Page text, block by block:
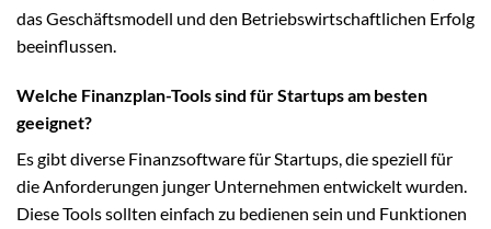
das Geschäftsmodell und den Betriebswirtschaftlichen Erfolg
beeinflussen.
Welche Finanzplan-Tools sind für Startups am besten
geeignet?
Es gibt diverse Finanzsoftware für Startups, die speziell für
die Anforderungen junger Unternehmen entwickelt wurden.
Diese Tools sollten einfach zu bedienen sein und Funktionen